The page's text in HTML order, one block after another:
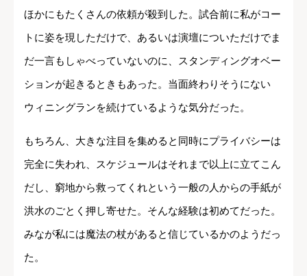
ほかにもたくさんの依頼が殺到した。試合前に私がコー
トに姿を現しただけで、あるいは演壇についただけでま
だ一言もしゃべっていないのに、スタンディングオベー
ションが起きるときもあった。当面終わりそうにない
ウィニングランを続けているような気分だった。
もちろん、大きな注目を集めると同時にプライバシーは
完全に失われ、スケジュールはそれまで以上に立てこん
だし、窮地から救ってくれという一般の人からの手紙が
洪水のごとく押し寄せた。そんな経験は初めてだった。
みなが私には魔法の杖があると信じているかのようだっ
た。